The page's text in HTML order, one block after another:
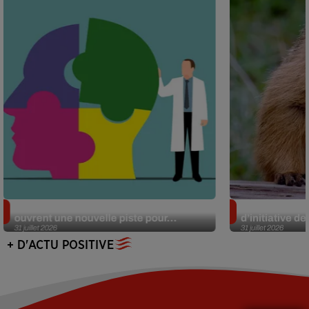
31 juillet 2026
ouvrent une nouvelle piste pour...
31 juillet 2026
d’initiative
+ D'ACTU POSITIVE